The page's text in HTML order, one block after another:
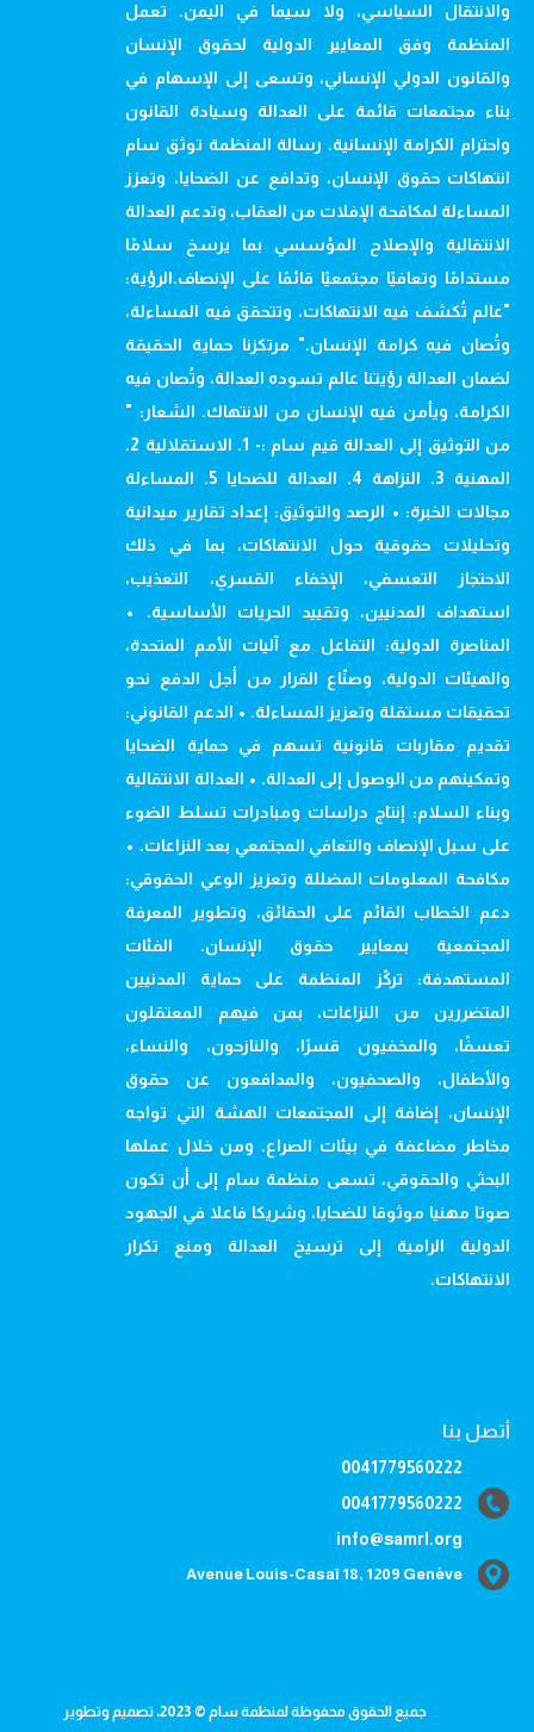
والانتقال السياسي، ولا سيما في اليمن. تعمل
المنظمة وفق المعايير الدولية لحقوق الإنسان
والقانون الدولي الإنساني، وتسعى إلى الإسهام في
بناء مجتمعات قائمة على العدالة وسيادة القانون
واحترام الكرامة الإنسانية. رسالة المنظمة توثق سام
انتهاكات حقوق الإنسان، وتدافع عن الضحايا، وتعزز
المساءلة لمكافحة الإفلات من العقاب، وتدعم العدالة
الانتقالية والإصلاح المؤسسي بما يرسخ سلامًا
مستدامًا وتعافيًا مجتمعيًا قائمًا على الإنصاف.الرؤية:
"عالم تُكشف فيه الانتهاكات، وتتحقق فيه المساءلة،
وتُصان فيه كرامة الإنسان." مرتكزنا حماية الحقيقة
لضمان العدالة رؤيتنا عالم تسوده العدالة، وتُصان فيه
الكرامة، ويأمن فيه الإنسان من الانتهاك. الشعار: "
من التوثيق إلى العدالة قيم سام :- 1. الاستقلالية 2.
المهنية 3. النزاهة 4. العدالة للضحايا 5. المساءلة
مجالات الخبرة: • الرصد والتوثيق: إعداد تقارير ميدانية
وتحليلات حقوقية حول الانتهاكات، بما في ذلك
الاحتجاز التعسفي، الإخفاء القسري، التعذيب،
استهداف المدنيين، وتقييد الحريات الأساسية. •
المناصرة الدولية: التفاعل مع آليات الأمم المتحدة،
والهيئات الدولية، وصنّاع القرار من أجل الدفع نحو
تحقيقات مستقلة وتعزيز المساءلة. • الدعم القانوني:
تقديم مقاربات قانونية تسهم في حماية الضحايا
وتمكينهم من الوصول إلى العدالة. • العدالة الانتقالية
وبناء السلام: إنتاج دراسات ومبادرات تسلط الضوء
على سبل الإنصاف والتعافي المجتمعي بعد النزاعات. •
مكافحة المعلومات المضللة وتعزيز الوعي الحقوقي:
دعم الخطاب القائم على الحقائق، وتطوير المعرفة
المجتمعية بمعايير حقوق الإنسان. الفئات
المستهدفة: تركّز المنظمة على حماية المدنيين
المتضررين من النزاعات، بمن فيهم المعتقلون
تعسفًا، والمخفيون قسرًا، والنازحون، والنساء،
والأطفال، والصحفيون، والمدافعون عن حقوق
الإنسان، إضافة إلى المجتمعات الهشة التي تواجه
مخاطر مضاعفة في بيئات الصراع. ومن خلال عملها
البحثي والحقوقي، تسعى منظمة سام إلى أن تكون
صوتا مهنيا موثوقا للضحايا، وشريكا فاعلا في الجهود
الدولية الرامية إلى ترسيخ العدالة ومنع تكرار
الانتهاكات.
أتصل بنا
0041779560222
0041779560222
info@samrl.org
Avenue Louis-Casaï 18, 1209 Genève
جميع الحقوق محفوظة لمنظمة سام © 2023، تصميم وتطوير